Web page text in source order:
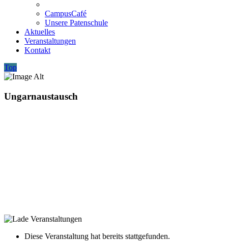
CampusCafé
Unsere Patenschule
Aktuelles
Veranstaltungen
Kontakt
Top
Ungarnaustausch
Diese Veranstaltung hat bereits stattgefunden.